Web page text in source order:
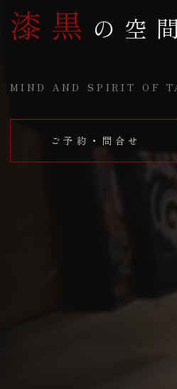
漆黒 の空間
MIND AND SPIRIT OF
ご予約・問合せ